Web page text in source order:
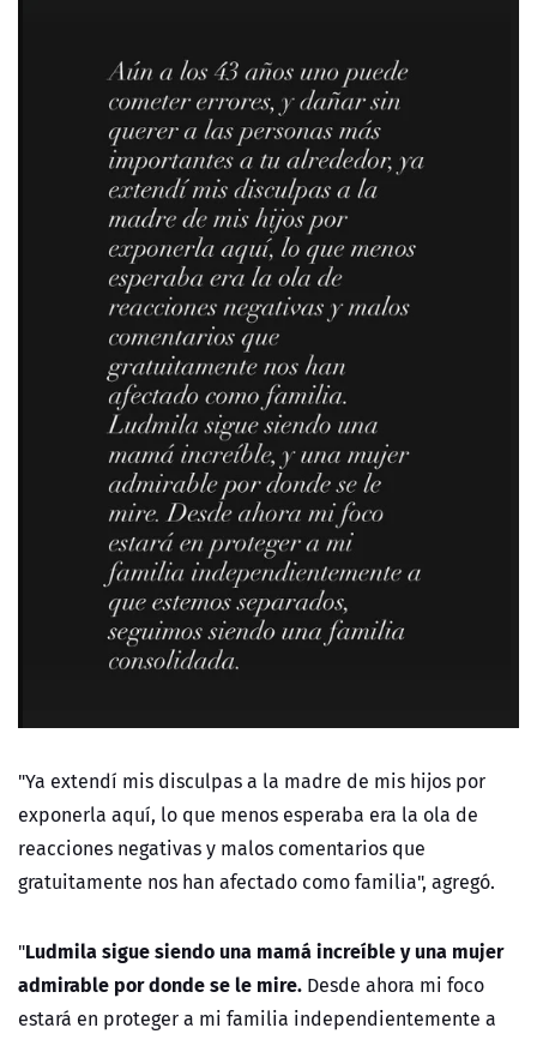
"Ya extendí mis disculpas a la madre de mis hijos por
exponerla aquí, lo que menos esperaba era la ola de
reacciones negativas y malos comentarios que
gratuitamente nos han afectado como familia", agregó.
"Ludmila sigue siendo una mamá increíble y una mujer
admirable por donde se le mire. Desde ahora mi foco
estará en proteger a mi familia independientemente a